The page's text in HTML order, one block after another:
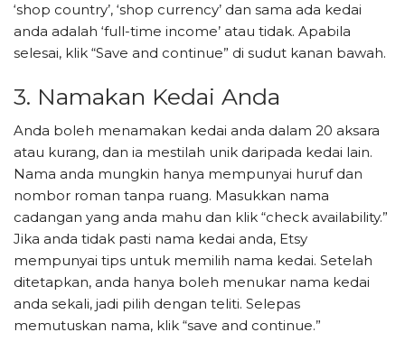
‘shop country’, ‘shop currency’ dan sama ada kedai
anda adalah ‘full-time income’ atau tidak. Apabila
selesai, klik “Save and continue” di sudut kanan bawah.
3. Namakan Kedai Anda
Anda boleh menamakan kedai anda dalam 20 aksara
atau kurang, dan ia mestilah unik daripada kedai lain.
Nama anda mungkin hanya mempunyai huruf dan
nombor roman tanpa ruang. Masukkan nama
cadangan yang anda mahu dan klik “check availability.”
Jika anda tidak pasti nama kedai anda, Etsy
mempunyai tips untuk memilih nama kedai. Setelah
ditetapkan, anda hanya boleh menukar nama kedai
anda sekali, jadi pilih dengan teliti. Selepas
memutuskan nama, klik “save and continue.”